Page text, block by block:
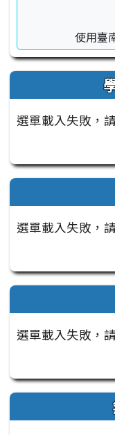
使用臺
選單載入失敗，
選單載入失敗，
選單載入失敗，